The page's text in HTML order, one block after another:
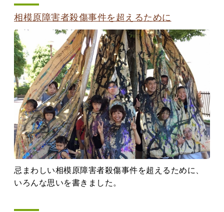
相模原障害者殺傷事件を超えるために
忌まわしい相模原障害者殺傷事件を超えるために、
いろんな思いを書きました。